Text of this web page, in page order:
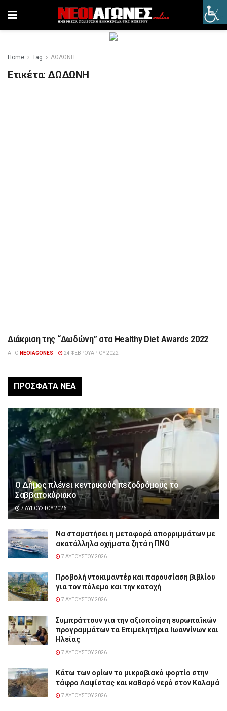
Home Tag ΔΩΔΩΝΗ
Ετικέτα:ΔΩΔΩΝΗ
ΔΙΆΦΟΡΑ
Διάκριση της “Δωδώνη” στα Healthy Diet Awards 2022
ΑΠΌ NEOIAGONES 24 ΦΕΒΡΟΥΑΡΊΟΥ 2022
ΠΡΌΣΦΑΤΑ ΝΈΑ
Ο Δήμος πλένει κεντρικούς πεζοδρόμους το
Σαββατοκύριακο
7 ΑΥΓΟΎΣΤΟΥ 2026
Να σταματήσει η μεταφορά απορριμμάτων με
ακατάλληλα οχήματα ζητά η ΠΝΟ
7 ΑΥΓΟΎΣΤΟΥ 2026
Προβολή ντοκιμαντέρ και παρουσίαση βιβλίου
για τον πόλεμο και την κατοχή
7 ΑΥΓΟΎΣΤΟΥ 2026
Συμπράττουν για την αξιοποίηση ευρωπαϊκών
προγραμμάτων τα Επιμελητήρια Ιωαννίνων και
Ηλείας
7 ΑΥΓΟΎΣΤΟΥ 2026
Κάτω των ορίων το μικροβιακό φορτίο στην
τάφρο Λαψίστας και καθαρό νερό στον Καλαμά
7 ΑΥΓΟΎΣΤΟΥ 2026